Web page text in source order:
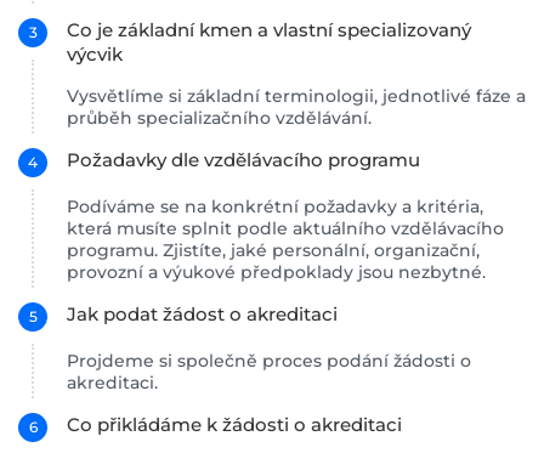
Co je základní kmen a vlastní specializovaný
výcvik
Vysvětlíme si základní terminologii, jednotlivé fáze a
průběh specializačního vzdělávání.
Požadavky dle vzdělávacího programu
Podíváme se na konkrétní požadavky a kritéria,
která musíte splnit podle aktuálního vzdělávacího
programu. Zjistíte, jaké personální, organizační,
provozní a výukové předpoklady jsou nezbytné.
Jak podat žádost o akreditaci
Projdeme si společně proces podání žádosti o
akreditaci.
Co přikládáme k žádosti o akreditaci